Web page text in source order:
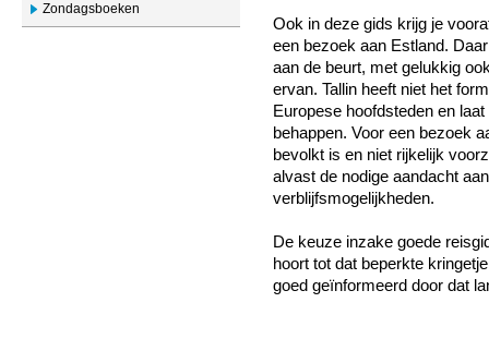
Zondagsboeken
Ook in deze gids krijg je
een bezoek aan Estland.
aan de beurt, met gelukkig
ervan. Tallin heeft niet het
Europese hoofdsteden en
behappen. Voor een bezoek
bevolkt is en niet rijkelijk
alvast de nodige aandacht
verblijfsmogelijkheden.
De keuze inzake goede
hoort tot dat beperkte
goed geïnformeerd door dat